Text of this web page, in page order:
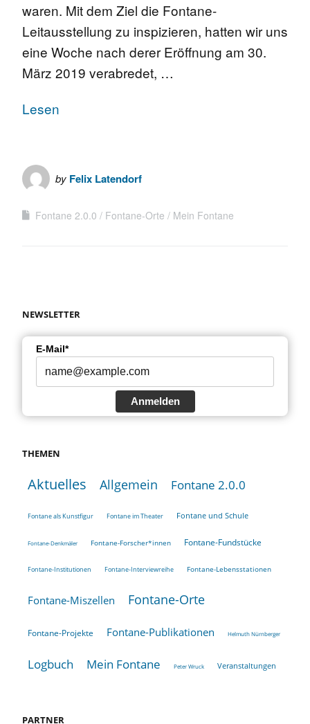
waren. Mit dem Ziel die Fontane-
Leitausstellung zu inspizieren, hatten wir uns
eine Woche nach derer Eröffnung am 30.
März 2019 verabredet, …
Lesen
by Felix Latendorf
Fontane 2.0.0 Fontane-Orte Mein Fontane
NEWSLETTER
E-Mail*
Anmelden
THEMEN
Aktuelles Allgemein Fontane 2.0.0
Fontane als Kunstfigur Fontane im Theater Fontane und Schule
Fontane-Denkmäler Fontane-Forscher*innen Fontane-Fundstücke
Fontane-Institutionen Fontane-Interviewreihe Fontane-Lebensstationen
Fontane-Miszellen Fontane-Orte
Fontane-Projekte Fontane-Publikationen Helmuth Nürnberger
Logbuch Mein Fontane Peter Wruck Veranstaltungen
PARTNER